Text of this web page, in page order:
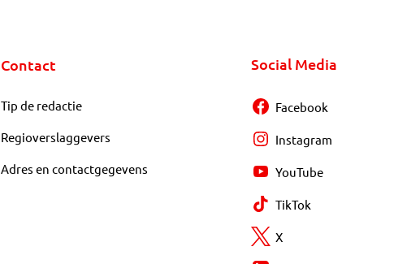
Contact
Tip de redactie
Regioverslaggevers
Adres en contactgegevens
Social Media
Facebook
Instagram
YouTube
TikTok
X